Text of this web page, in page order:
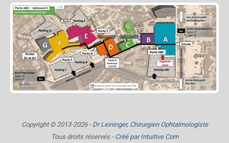
Copyright © 2013-2026 - Dr Leininger, Chirurgien Ophtalmologiste
Tous droits réservés - Créé par Intuitive Com